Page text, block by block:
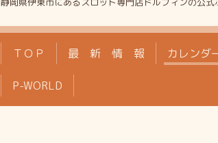
ＴＯＰ 最 新 情 報 カレンダ
P-WORLD